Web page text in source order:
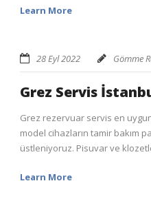
Learn More
28 Eyl 2022 Gömme
Grez Servis
Grez rezervuar servis en
model cihazların tamir bakım
üstleniyoruz. Pisuvar ve
Learn More